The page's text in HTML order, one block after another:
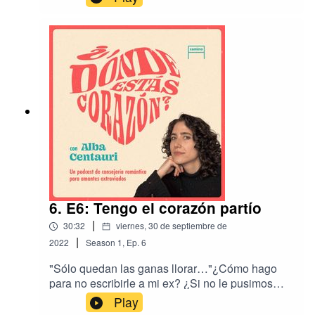
Maynné Cortés acompaña a nuestra host Alba
Centauri para escuchar y responder las
consultas de cuatro personas de nuestra
audiencia que quieren aprender a gestionar las
emociones que provocan los celos en ellxs
mismxs o sus parejas. “¿Dónde estás corazón?”
es una producción de Camino.Síguenos en
Instagram como @dondeeestascorazonpodcast,
@somos_camino y @poliactivismo.
6. E6: Tengo el corazón partío
30:32 |
viernes, 30 de septiembre de
2022
| Season 1, Ep. 6
"Sólo quedan las ganas llorar…"¿Cómo hago
para no escribirle a mi ex? ¿Si no le pusimos
título entonces nuestra relación nunca existió?
Play